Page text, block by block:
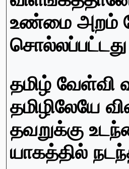
உண்மை அறம்
சொல்லப்பட்டது
தமிழ் வேள்வி
தமிழிலேயே
தவறுக்கு
யாகத்தில்